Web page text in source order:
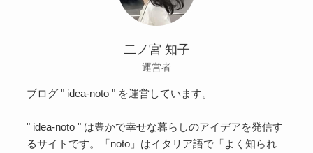
二ノ宮 知子
運営者
ブログ " idea-noto " を運営しています。
" idea-noto " は豊かで幸せな暮らしのアイデアを発信す
るサイトです。「noto」はイタリア語で「よく知られ